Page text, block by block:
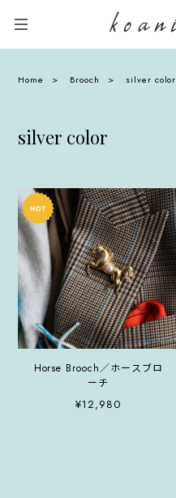
Home Brooch silver color
silver color
Horse Brooch／ホースブロ
ーチ
¥12,980